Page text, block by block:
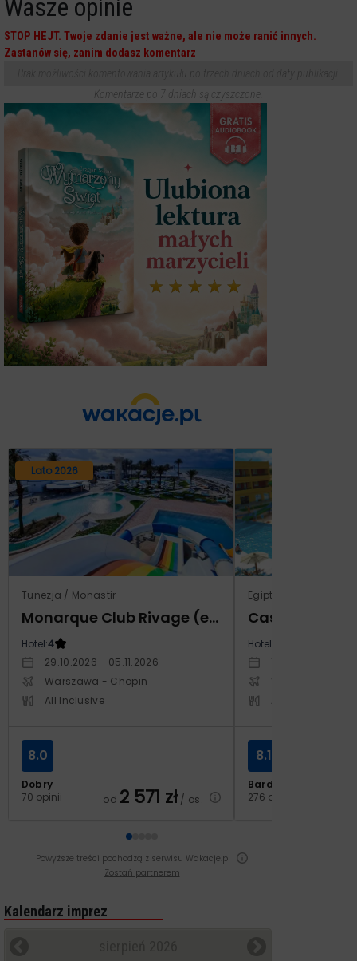
Wasze opinie
STOP HEJT. Twoje zdanie jest ważne, ale nie może ranić innych.
Zastanów się, zanim dodasz komentarz
Komentarze po 7 dniach są czyszczone.
Lato 2026
Tunezja / Monastir
Monarque Club Rivage (ex Calimera)
Hotel:4
29.10.2026 - 05.11.2026
Warszawa - Chopin
All Inclusive
Dobry
70 opinii
8.0
od 2 571 zł/ os.
Egipt / Marsa El
Hotel:
Warszawa -
Bardzo dobry
276 opinii
8.1
Powyższe treści pochodzą z serwisu Wakacje.pl
Zostań partnerem
Kalendarz imprez